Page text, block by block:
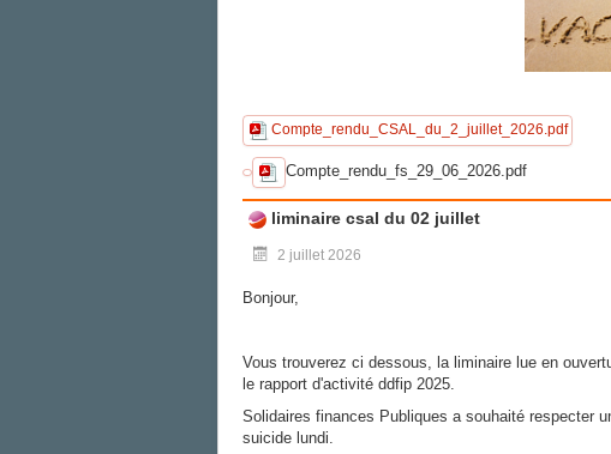
Compte_rendu_CSAL_du_2_juillet_2026.pdf
Compte_rendu_fs_29_06_2026.pdf
liminaire csal du 02 juillet
2 juillet 2026
Bonjour,
Vous trouverez ci dessous, la liminaire lue en
le rapport d'activité ddfip 2025.
Solidaires finances Publiques a souhaité respecter
suicide lundi.